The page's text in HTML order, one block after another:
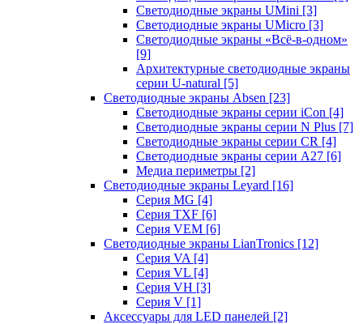
Светодиодные экраны UMini [3]
Светодиодные экраны UMicro [3]
Светодиодные экраны «Всё-в-одном»
[9]
Архитектурные светодиодные экраны
серии U-natural [5]
Светодиодные экраны Absen [23]
Светодиодные экраны серии iCon [4]
Светодиодные экраны серии N Plus [7]
Светодиодные экраны серии CR [4]
Светодиодные экраны серии А27 [6]
Медиа периметры [2]
Светодиодные экраны Leyard [16]
Серия MG [4]
Серия TXF [6]
Серия VEM [6]
Светодиодные экраны LianTronics [12]
Серия VA [4]
Серия VL [4]
Серия VH [3]
Серия V [1]
Аксессуары для LED панелей [2]